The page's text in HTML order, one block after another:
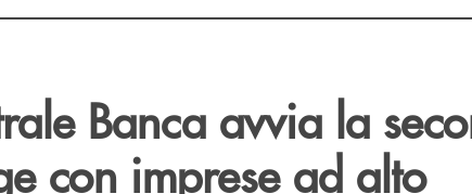
Banca avvia la
con imprese ad alto